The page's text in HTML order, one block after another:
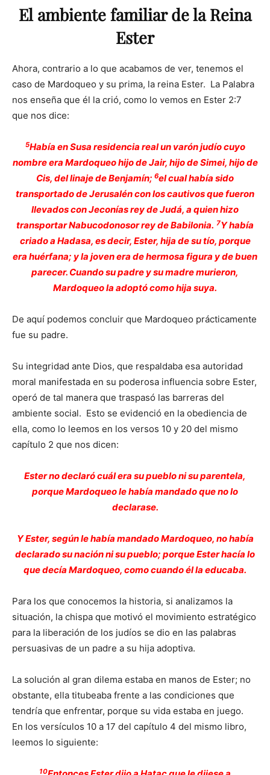
El ambiente familiar de la Reina
Ester
Ahora, contrario a lo que acabamos de ver, tenemos el
caso de Mardoqueo y su prima, la reina Ester. La Palabra
nos enseña que él la crió, como lo vemos en Ester 2:7
que nos dice:
5Había en Susa residencia real un varón judío cuyo
nombre era Mardoqueo hijo de Jair, hijo de Simei, hijo de
Cis, del linaje de Benjamín; 6el cual había sido
transportado de Jerusalén con los cautivos que fueron
llevados con Jeconías rey de Judá, a quien hizo
transportar Nabucodonosor rey de Babilonia. 7Y había
criado a Hadasa, es decir, Ester, hija de su tío, porque
era huérfana; y la joven era de hermosa figura y de buen
parecer. Cuando su padre y su madre murieron,
Mardoqueo la adoptó como hija suya.
De aquí podemos concluir que Mardoqueo prácticamente
fue su padre.
Su integridad ante Dios, que respaldaba esa autoridad
moral manifestada en su poderosa influencia sobre Ester,
operó de tal manera que traspasó las barreras del
ambiente social. Esto se evidenció en la obediencia de
ella, como lo leemos en los versos 10 y 20 del mismo
capítulo 2 que nos dicen:
Ester no declaró cuál era su pueblo ni su parentela,
porque Mardoqueo le había mandado que no lo
declarase.
Y Ester, según le había mandado Mardoqueo, no había
declarado su nación ni su pueblo; porque Ester hacía lo
que decía Mardoqueo, como cuando él la educaba.
Para los que conocemos la historia, si analizamos la
situación, la chispa que motivó el movimiento estratégico
para la liberación de los judíos se dio en las palabras
persuasivas de un padre a su hija adoptiva.
La solución al gran dilema estaba en manos de Ester; no
obstante, ella titubeaba frente a las condiciones que
tendría que enfrentar, porque su vida estaba en juego.
En los versículos 10 a 17 del capítulo 4 del mismo libro,
leemos lo siguiente:
10